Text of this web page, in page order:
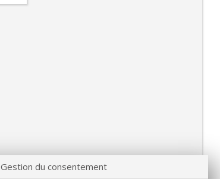
Gestion du consentement